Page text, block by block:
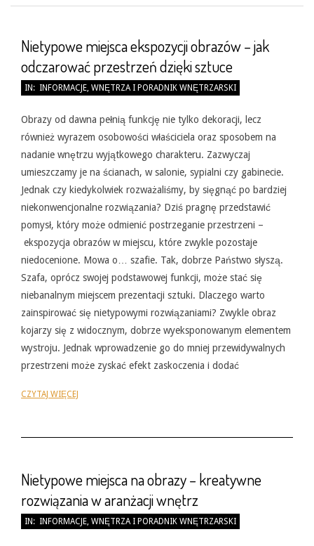
Nietypowe miejsca ekspozycji obrazów – jak
odczarować przestrzeń dzięki sztuce
2026-
31
IN: INFORMACJE, WNĘTRZA I PORADNIK WNĘTRZARSKI
Obrazy od dawna pełnią funkcję nie tylko dekoracji, lecz
również wyrazem osobowości właściciela oraz sposobem na
nadanie wnętrzu wyjątkowego charakteru. Zazwyczaj
umieszczamy je na ścianach, w salonie, sypialni czy gabinecie.
Jednak czy kiedykolwiek rozważaliśmy, by sięgnąć po bardziej
niekonwencjonalne rozwiązania? Dziś pragnę przedstawić
pomysł, który może odmienić postrzeganie przestrzeni –
ekspozycja obrazów w miejscu, które zwykle pozostaje
niedocenione. Mowa o… szafie. Tak, dobrze Państwo słyszą.
Szafa, oprócz swojej podstawowej funkcji, może stać się
niebanalnym miejscem prezentacji sztuki. Dlaczego warto
zainspirować się nietypowymi rozwiązaniami? Zwykle obraz
kojarzy się z widocznym, dobrze wyeksponowanym elementem
wystroju. Jednak wprowadzenie go do mniej przewidywalnych
przestrzeni może zyskać efekt zaskoczenia i dodać
CZYTAJ WIĘCEJ
Nietypowe miejsca na obrazy – kreatywne
rozwiązania w aranżacji wnętrz
2026-
IN: INFORMACJE WNĘTRZA I PORADNIK WNĘTRZARSKI